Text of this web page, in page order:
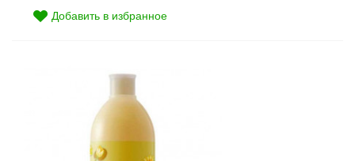
Добавить в избранное